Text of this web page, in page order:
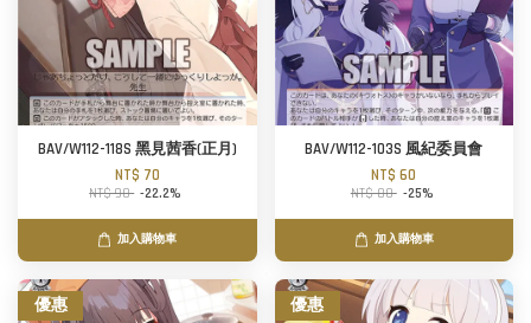
BAV/W112-118S 黑見茜香(正月)
NT$ 70
NT$ 90 -22.2%
加入購物車
BAV/W112-103S 風紀委員會
NT$ 60
NT$ 80 -25%
加入購物車
優惠 優惠